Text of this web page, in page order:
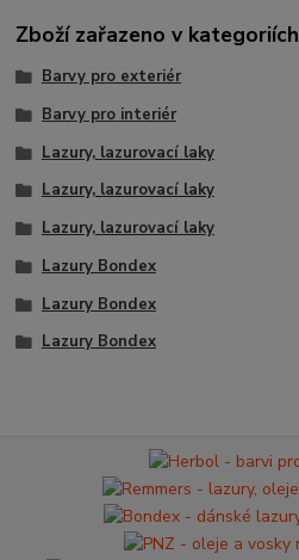
Zboží zařazeno v kategoriích
Barvy pro exteriér
Barvy pro interiér
Lazury, lazurovací laky
Lazury, lazurovací laky
Lazury, lazurovací laky
Lazury Bondex
Lazury Bondex
Lazury Bondex